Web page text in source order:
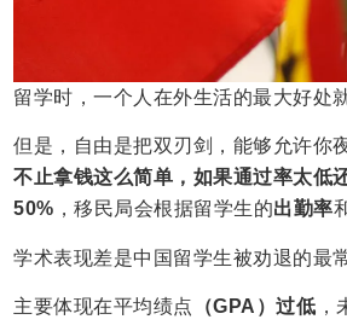
留学时，一个人在外生活的最大好处
但是，自由是把双刃剑，能够允许你
不止拿钱这么简单，如果通过率太低
50% ，移民局会根据留学生的出勤率
学术表现差是中国留学生被劝退的最
主要体现在平均绩点 （GPA）过低